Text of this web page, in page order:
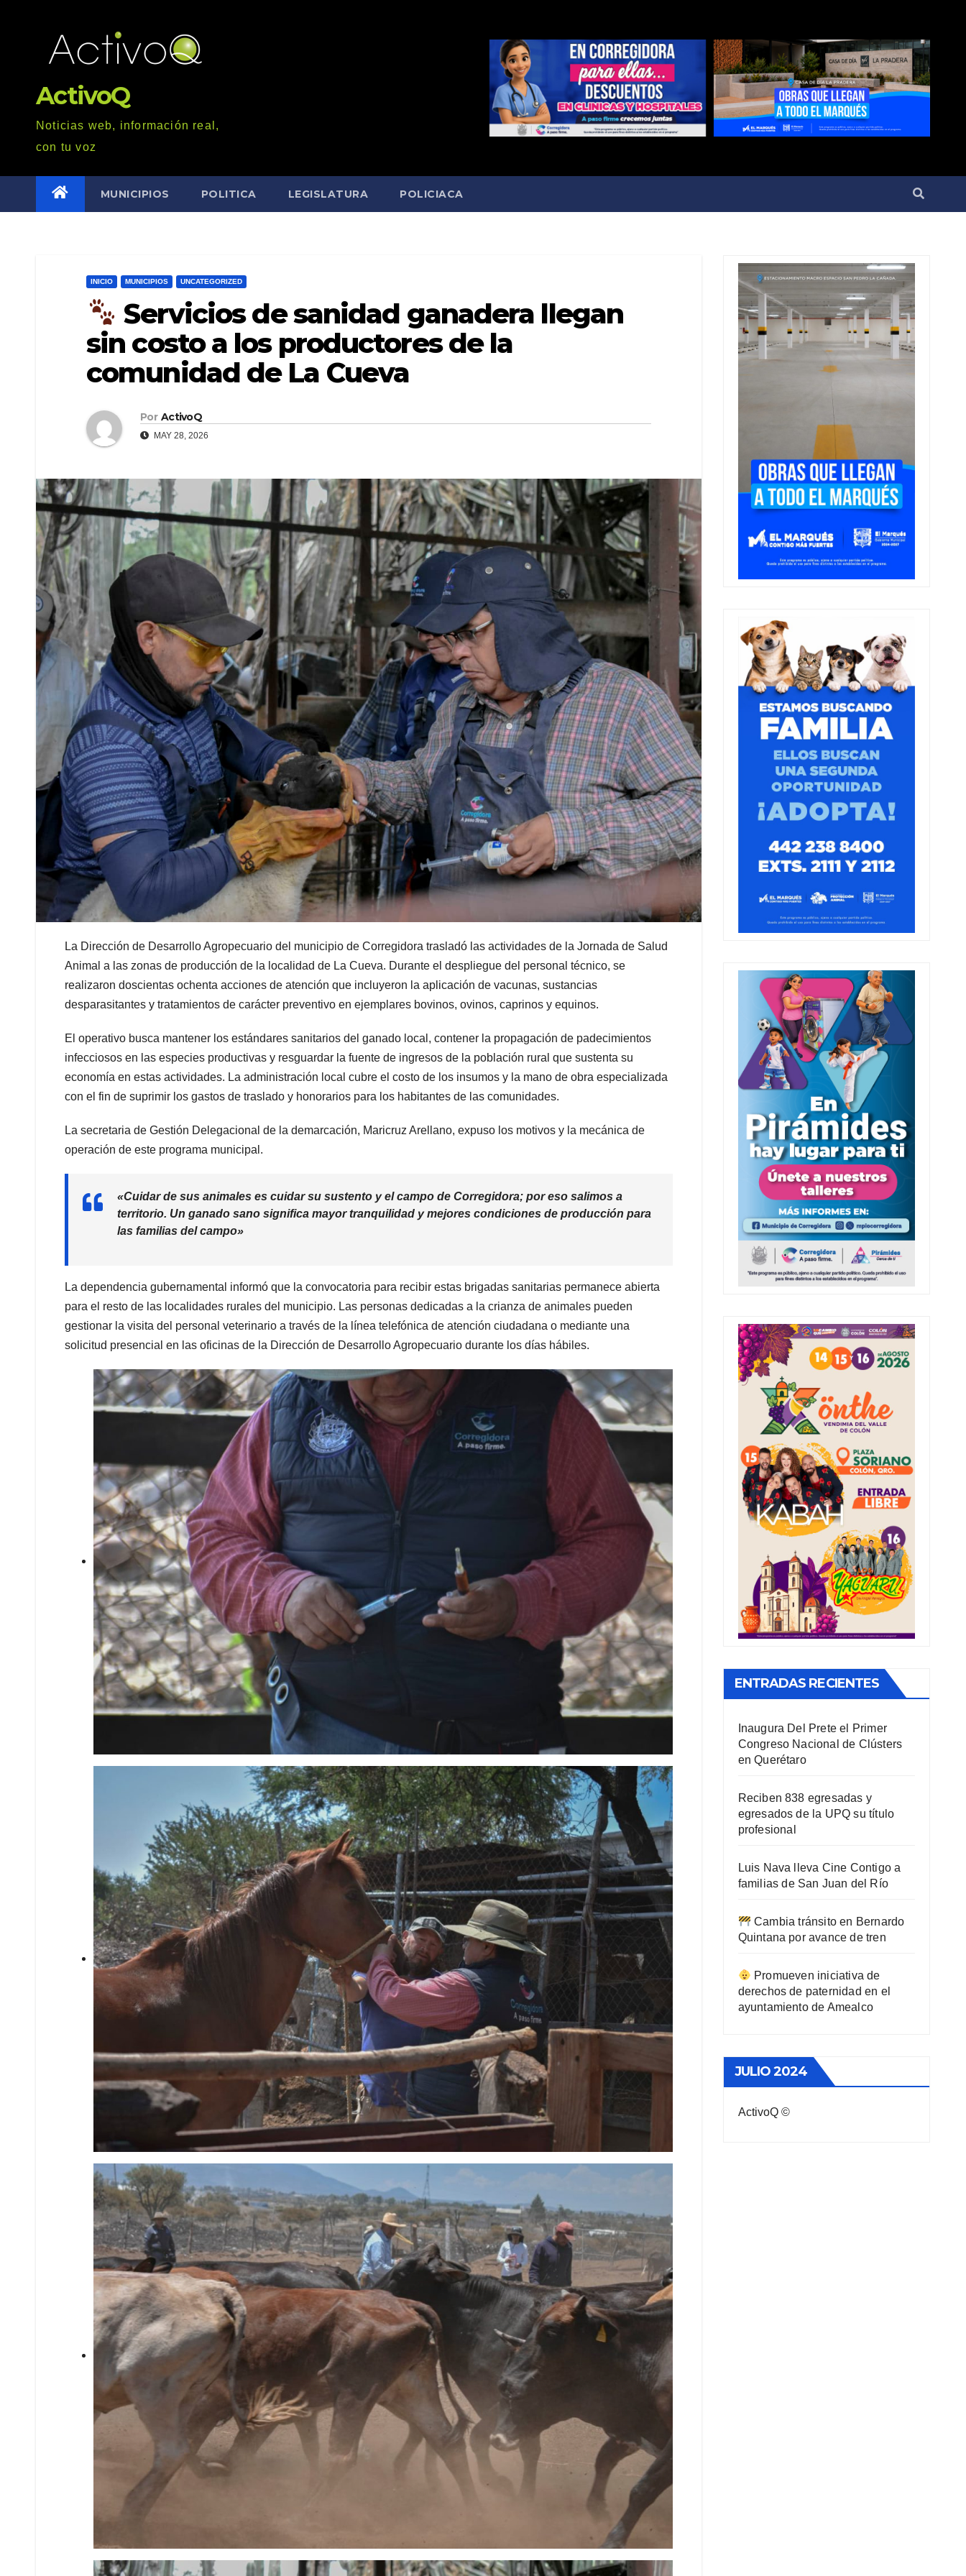
ActivoQ
Noticias web, información real,
con tu voz
MUNICIPIOS POLITICA LEGISLATURA POLICIACA
INICIO MUNICIPIOS UNCATEGORIZED
Servicios de sanidad ganadera llegan
sin costo a los productores de la
comunidad de La Cueva
Por ActivoQ
MAY 28, 2026
La Dirección de Desarrollo Agropecuario del municipio de Corregidora trasladó las actividades de la Jornada de Salud
Animal a las zonas de producción de la localidad de La Cueva. Durante el despliegue del personal técnico, se
realizaron doscientas ochenta acciones de atención que incluyeron la aplicación de vacunas, sustancias
desparasitantes y tratamientos de carácter preventivo en ejemplares bovinos, ovinos, caprinos y equinos.
El operativo busca mantener los estándares sanitarios del ganado local, contener la propagación de padecimientos
infecciosos en las especies productivas y resguardar la fuente de ingresos de la población rural que sustenta su
economía en estas actividades. La administración local cubre el costo de los insumos y la mano de obra especializada
con el fin de suprimir los gastos de traslado y honorarios para los habitantes de las comunidades.
La secretaria de Gestión Delegacional de la demarcación, Maricruz Arellano, expuso los motivos y la mecánica de
operación de este programa municipal.
«Cuidar de sus animales es cuidar su sustento y el campo de Corregidora; por eso salimos a
territorio. Un ganado sano significa mayor tranquilidad y mejores condiciones de producción para
las familias del campo»
La dependencia gubernamental informó que la convocatoria para recibir estas brigadas sanitarias permanece abierta
para el resto de las localidades rurales del municipio. Las personas dedicadas a la crianza de animales pueden
gestionar la visita del personal veterinario a través de la línea telefónica de atención ciudadana o mediante una
solicitud presencial en las oficinas de la Dirección de Desarrollo Agropecuario durante los días hábiles.
ENTRADAS RECIENTES
Inaugura Del Prete el Primer
Congreso Nacional de Clústers
en Querétaro
Reciben 838 egresadas y
egresados de la UPQ su título
profesional
Luis Nava lleva Cine Contigo a
familias de San Juan del Río
Cambia tránsito en Bernardo
Quintana por avance de tren
Promueven iniciativa de
derechos de paternidad en el
ayuntamiento de Amealco
JULIO 2024
ActivoQ ©